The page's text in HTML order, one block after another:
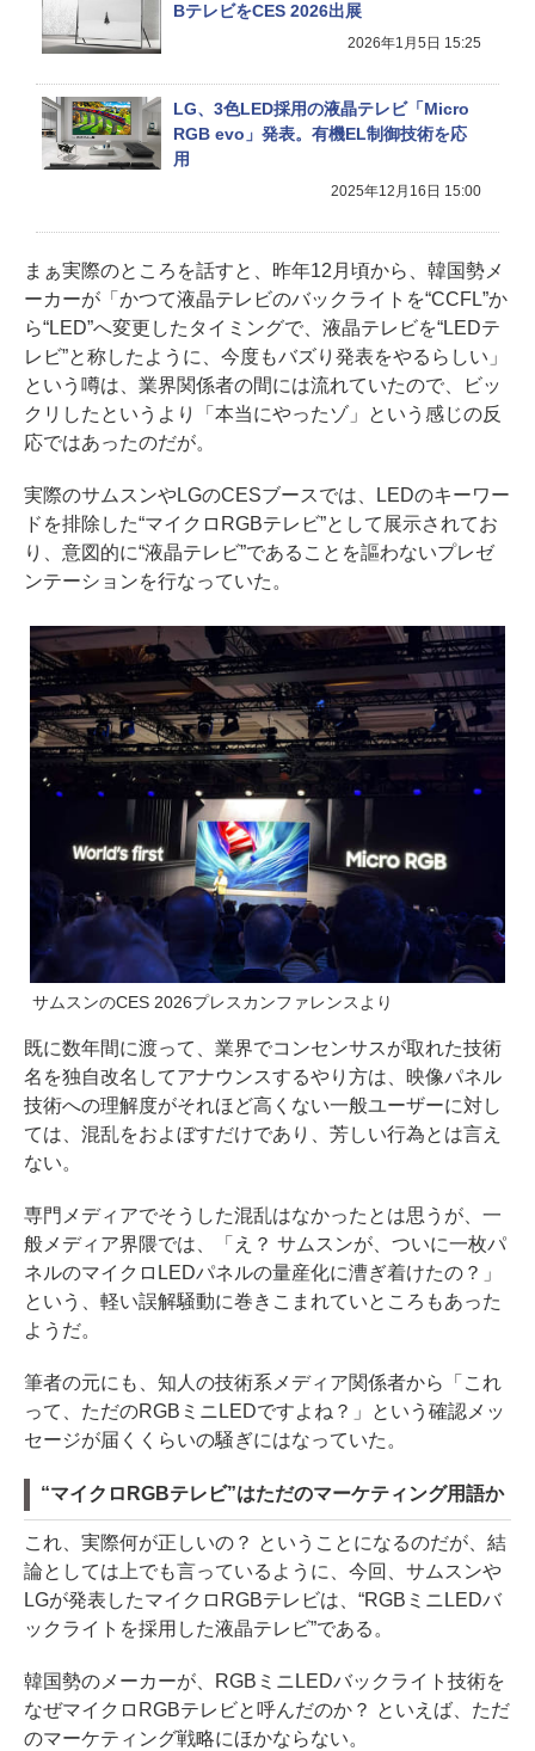
BテレビをCES 2026出展
2026年1月5日 15:25
LG、3色LED採用の液晶テレビ「Micro
RGB evo」発表。有機EL制御技術を応
用
2025年12月16日 15:00
まぁ実際のところを話すと、昨年12月頃から、韓国勢メ
ーカーが「かつて液晶テレビのバックライトを“CCFL”か
ら“LED”へ変更したタイミングで、液晶テレビを“LEDテ
レビ”と称したように、今度もバズり発表をやるらしい」
という噂は、業界関係者の間には流れていたので、ビッ
クリしたというより「本当にやったゾ」という感じの反
応ではあったのだが。
実際のサムスンやLGのCESブースでは、LEDのキーワー
ドを排除した“マイクロRGBテレビ”として展示されてお
り、意図的に“液晶テレビ”であることを謳わないプレゼ
ンテーションを行なっていた。
サムスンのCES 2026プレスカンファレンスより
既に数年間に渡って、業界でコンセンサスが取れた技術
名を独自改名してアナウンスするやり方は、映像パネル
技術への理解度がそれほど高くない一般ユーザーに対し
ては、混乱をおよぼすだけであり、芳しい行為とは言え
ない。
専門メディアでそうした混乱はなかったとは思うが、一
般メディア界隈では、「え？ サムスンが、ついに一枚パ
ネルのマイクロLEDパネルの量産化に漕ぎ着けたの？」
という、軽い誤解騒動に巻きこまれていところもあった
ようだ。
筆者の元にも、知人の技術系メディア関係者から「これ
って、ただのRGBミニLEDですよね？」という確認メッ
セージが届くくらいの騒ぎにはなっていた。
“マイクロRGBテレビ”はただのマーケティング用語か
これ、実際何が正しいの？ ということになるのだが、結
論としては上でも言っているように、今回、サムスンや
LGが発表したマイクロRGBテレビは、“RGBミニLEDバ
ックライトを採用した液晶テレビ”である。
韓国勢のメーカーが、RGBミニLEDバックライト技術を
なぜマイクロRGBテレビと呼んだのか？ といえば、ただ
のマーケティング戦略にほかならない。